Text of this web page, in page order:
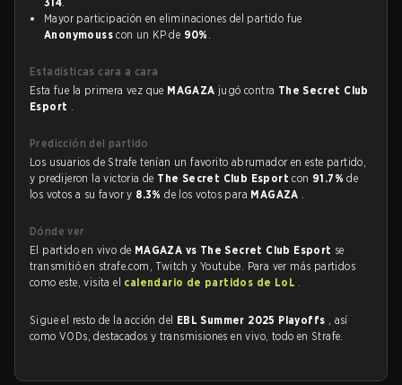
Mayor participación en eliminaciones del partido fue
Anonymouss con un KP de 90% .
Estadísticas cara a cara
Esta fue la primera vez que MAGAZA jugó contra The Secret Club
Esport .
Predicción del partido
Los usuarios de Strafe tenían un favorito abrumador en este partido,
y predijeron la victoria de The Secret Club Esportcon 91.7%de
los votos a su favor y 8.3%de los votos para MAGAZA .
Dónde ver
El partido en vivo de MAGAZA vs The Secret Club Esport se
transmitió en strafe.com, Twitch y Youtube. Para ver más partidos
como este, visita el calendario de partidos de LoL .
Sigue el resto de la acción del EBL Summer 2025 Playoffs , así
como VODs, destacados y transmisiones en vivo, todo en Strafe.